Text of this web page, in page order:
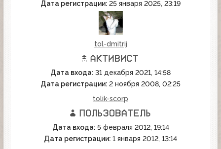
Дата регистрации: 25 января 2025, 23:19
tol-dmitrij
Дата входа: 31 декабря 2021, 14:58
Дата регистрации: 2 ноября 2008, 02:25
tolik-scorp
Дата входа: 5 февраля 2012, 19:14
Дата регистрации: 1 января 2012, 13:14